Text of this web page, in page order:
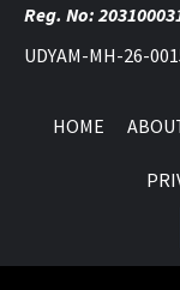
Reg. No:
UDYAM-MH-26-
HOME